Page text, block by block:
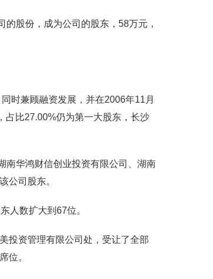
股份，成为公司的股东，58万元，
时兼顾融资发展，并在2006年11月
占比27.00%仍为第一大股东，长沙
南华鸿财信创业投资有限公司、湖南
公司股东。
人数扩大到67位。
投资管理有限公司处，受让了全部
位。